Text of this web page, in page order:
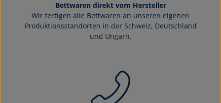
Bettwaren direkt vom Hersteller
Wir fertigen alle Bettwaren an unseren eigenen
Produktionsstandorten in der Schweiz, Deutschland
und Ungarn.